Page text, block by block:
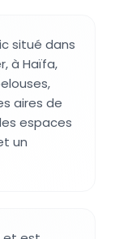
situé dans
à Haïfa,
aires de
espaces
un